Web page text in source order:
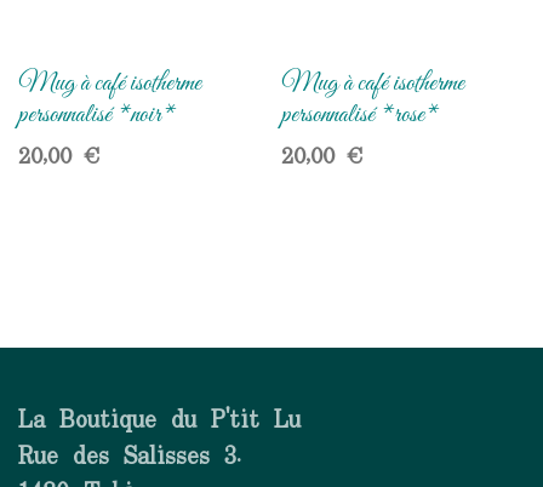
Mug à café isotherme
personnalisé *noir*
20,00€
Mug à café isotherme
personnalisé *rose*
20,00€
La Boutique du P'tit Lu
Rue des Salisses 3.